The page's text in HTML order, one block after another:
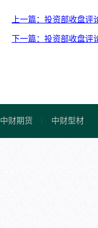
上一篇：投资部收盘评
下一篇：投资部收盘评
中财期货 中财型材